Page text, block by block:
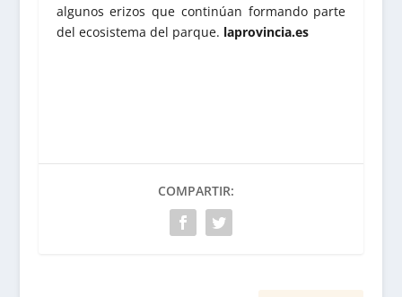
algunos erizos que continúan formando parte
del ecosistema del parque. laprovincia.es
COMPARTIR: